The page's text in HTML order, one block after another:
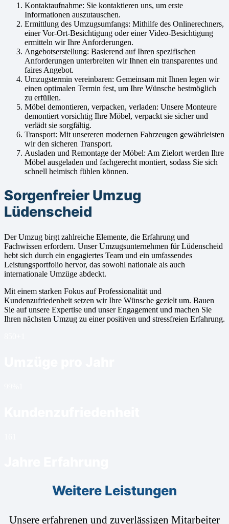
Kontaktaufnahme: Sie kontaktieren uns, um erste
Informationen auszutauschen.
Ermittlung des Umzugsumfangs: Mithilfe des Onlinerechners,
einer Vor-Ort-Besichtigung oder einer Video-Besichtigung
ermitteln wir Ihre Anforderungen.
Angebotserstellung: Basierend auf Ihren spezifischen
Anforderungen unterbreiten wir Ihnen ein transparentes und
faires Angebot.
Umzugstermin vereinbaren: Gemeinsam mit Ihnen legen wir
einen optimalen Termin fest, um Ihre Wünsche bestmöglich
zu erfüllen.
Möbel demontieren, verpacken, verladen: Unsere Monteure
demontiert vorsichtig Ihre Möbel, verpackt sie sicher und
verlädt sie sorgfältig.
Transport: Mit unsereren modernen Fahrzeugen gewährleisten
wir den sicheren Transport.
Ausladen und Remontage der Möbel: Am Zielort werden Ihre
Möbel ausgeladen und fachgerecht montiert, sodass Sie sich
schnell heimisch fühlen können.
Sorgenfreier Umzug
Lüdenscheid
Der Umzug birgt zahlreiche Elemente, die Erfahrung und
Fachwissen erfordern. Unser Umzugsunternehmen für Lüdenscheid
hebt sich durch ein engagiertes Team und ein umfassendes
Leistungsportfolio hervor, das sowohl nationale als auch
internationale Umzüge abdeckt.
Mit einem starken Fokus auf Professionalität und
Kundenzufriedenheit setzen wir Ihre Wünsche gezielt um. Bauen
Sie auf unsere Expertise und unser Engagement und machen Sie
Ihren nächsten Umzug zu einer positiven und stressfreien Erfahrung.
Weitere Leistungen
Unsere erfahrenen und zuverlässigen Mitarbeiter